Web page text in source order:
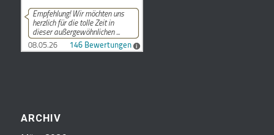
ARCHIV